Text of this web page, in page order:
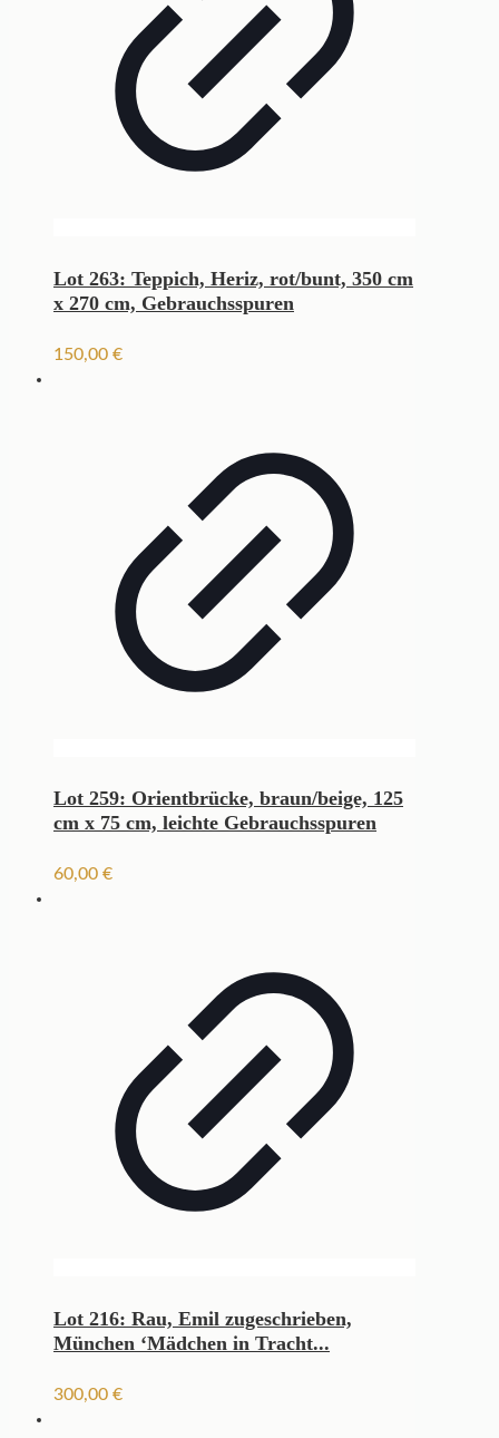
Lot 263: Teppich, Heriz, rot/bunt, 350 cm
x 270 cm, Gebrauchsspuren
150,00 €
Lot 259: Orientbrücke, braun/beige, 125
cm x 75 cm, leichte Gebrauchsspuren
60,00 €
Lot 216: Rau, Emil zugeschrieben,
München ‘Mädchen in Tracht...
300,00 €